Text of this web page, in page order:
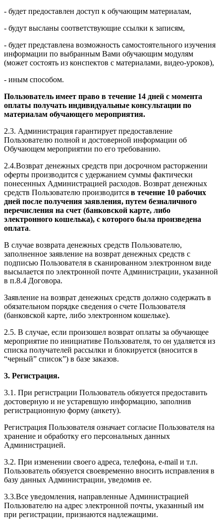
- будет предоставлен доступ к обучающим материалам,
- будут высланы соответствующие ссылки к записям,
- будет представлена возможность самостоятельного изучения
информации по выбранным Вами обучающим модулям
(может состоять из конспектов с материалами, видео-уроков),
- иным способом.
Пользователь имеет право в течение 14 дней с момента
оплаты получать индивидуальные консультации по
материалам обучающего мероприятия.
2.3. Администрация гарантирует предоставление
Пользователю полной и достоверной информации об
Обучающем мероприятии по его требованию.
2.4.Возврат денежных средств при досрочном расторжении
оферты производится с удержанием суммы фактически
понесенных Администрацией расходов. Возврат денежных
средств Пользователю производится в течение 10 рабочих
дней после получения заявления, путем безналичного
перечисления на счет (банковской карте, либо
электронного кошелька), с которого была произведена
оплата.
В случае возврата денежных средств Пользователю,
заполненное заявление на возврат денежных средств с
подписью Пользователя в сканированном электронном виде
высылается по электронной почте Администрации, указанной
в п.8.4 Договора.
Заявление на возврат денежных средств должно содержать в
обязательном порядке сведения о счете Пользователя
(банковской карте, либо электронном кошельке).
2.5. В случае, если произошел возврат оплаты за обучающее
мероприятие по инициативе Пользователя, то он удаляется из
списка получателей рассылки и блокируется (вносится в
“черный” список”) в базе заказов.
3. Регистрация.
3.1. При регистрации Пользователь обязуется предоставить
достоверную и не устаревшую информацию, заполнив
регистрационную форму (анкету).
Регистрация Пользователя означает согласие Пользователя на
хранение и обработку его персональных данных
Администрацией.
3.2. При изменении своего адреса, телефона, e-mail и т.п.
Пользователь обязуется своевременно вносить исправления в
базу данных Администрации, уведомив ее.
3.3.Все уведомления, направленные Администрацией
Пользователю на адрес электронной почты, указанный им
при регистрации, признаются надлежащими.